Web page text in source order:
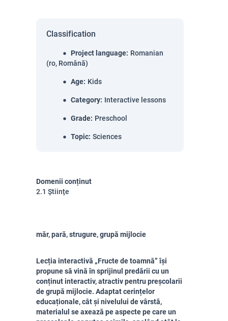
Classification
Project language: Romanian
(ro, Română)
Age: Kids
Category: Interactive lessons
Grade: Preschool
Topic: Sciences
Domenii conținut
2.1 Științe
măr, pară, strugure, grupă mijlocie
Lecția interactivă „Fructe de toamnă” își
propune să vină în sprijinul predării cu un
conținut interactiv, atractiv pentru preșcolarii
de grupă mijlocie. Adaptat cerințelor
educaționale, cât și nivelului de vârstă,
materialul se axează pe aspecte pe care un